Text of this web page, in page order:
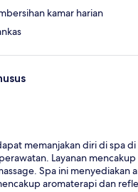
kamar harian
memanjakan diri di spa di
Layanan
Spa ini menyediakan
aromaterapi dan